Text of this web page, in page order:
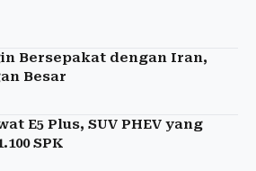
Bersepakat dengan Iran,
Besar
E5 Plus, SUV PHEV yang
SPK